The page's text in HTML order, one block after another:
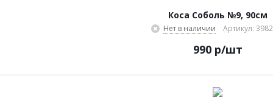
Коса Соболь №9, 90см
Нет в наличии Артикул:
990р/шт